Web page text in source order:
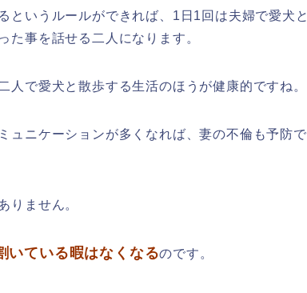
というルールができれば、1日1回は夫婦で愛犬と
た事を話せる二人になります。
で愛犬と散歩する生活のほうが健康的ですね。
ュニケーションが多くなれば、妻の不倫も予防で
りません。
いている暇はなくなるのです。